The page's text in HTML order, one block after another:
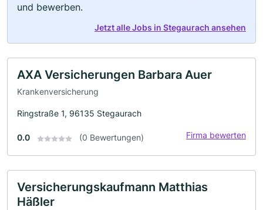
und bewerben.
Jetzt alle Jobs in Stegaurach ansehen
AXA Versicherungen Barbara Auer
Krankenversicherung
Ringstraße 1, 96135 Stegaurach
0.0 (0 Bewertungen) Firma bewerten
Versicherungskaufmann Matthias
Häßler